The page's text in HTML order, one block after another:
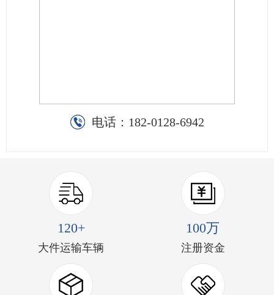
电话： 182-0128-6942
120+
大件运输车辆
100万
注册资金